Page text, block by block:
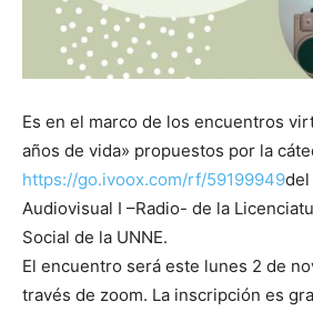
Es en el marco de los encuentros
años de vida» propuestos por la
https://go.ivoox.com/rf/59199949del
Audiovisual I –Radio- de la
Social de la UNNE.
El encuentro será este lunes 2 de
través de zoom. La inscripción es